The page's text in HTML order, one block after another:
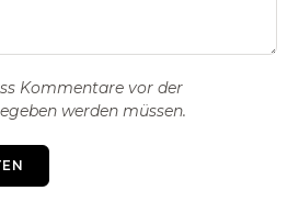
Kommentare vor der
werden müssen.